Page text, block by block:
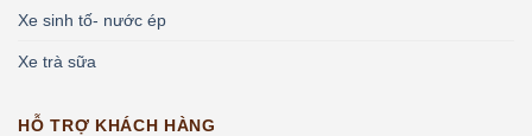
Xe sinh tố- nước ép
Xe trà sữa
HỖ TRỢ KHÁCH HÀNG